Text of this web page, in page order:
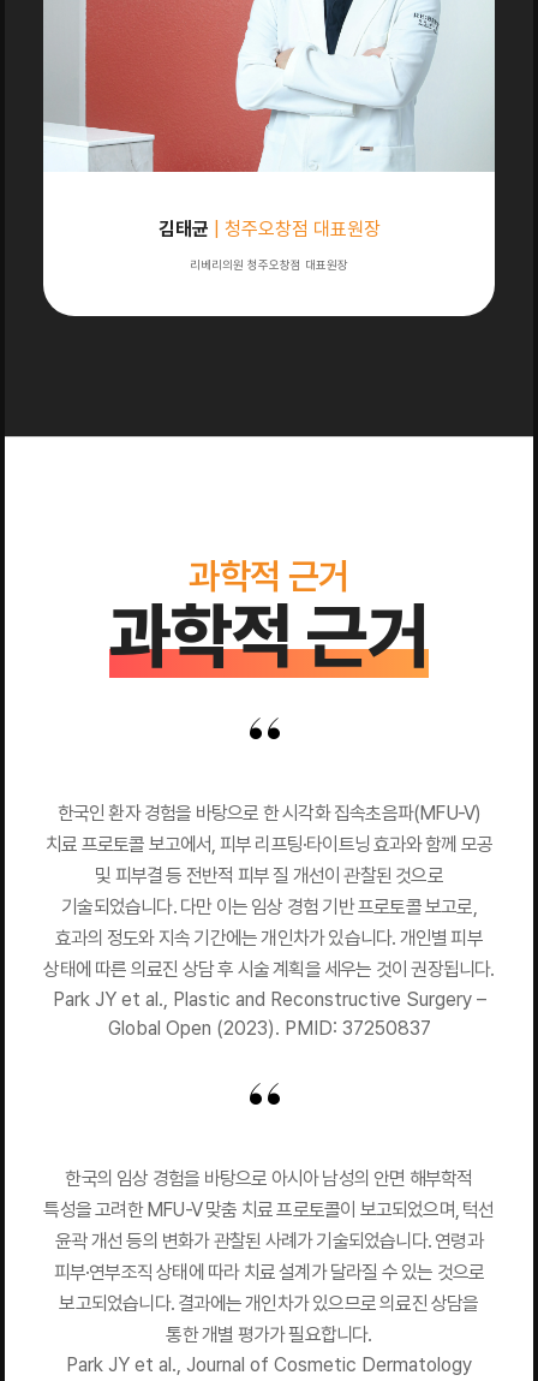
김태균 | 청주오창점 대표원장
리베리의원 청주오창점 대표원장
과학적 근거
과학적 근거
한국인 환자 경험을 바탕으로 한 시각화 집속초음파(MFU-V)
치료 프로토콜 보고에서, 피부 리프팅·타이트닝 효과와 함께 모공
및 피부결 등 전반적 피부 질 개선이 관찰된 것으로
기술되었습니다. 다만 이는 임상 경험 기반 프로토콜 보고로,
효과의 정도와 지속 기간에는 개인차가 있습니다. 개인별 피부
상태에 따른 의료진 상담 후 시술 계획을 세우는 것이 권장됩니다.
Park JY et al., Plastic and Reconstructive Surgery –
Global Open (2023). PMID: 37250837
한국의 임상 경험을 바탕으로 아시아 남성의 안면 해부학적
특성을 고려한 MFU-V 맞춤 치료 프로토콜이 보고되었으며, 턱선
윤곽 개선 등의 변화가 관찰된 사례가 기술되었습니다. 연령과
피부·연부조직 상태에 따라 치료 설계가 달라질 수 있는 것으로
보고되었습니다. 결과에는 개인차가 있으므로 의료진 상담을
통한 개별 평가가 필요합니다.
Park JY et al., Journal of Cosmetic Dermatology